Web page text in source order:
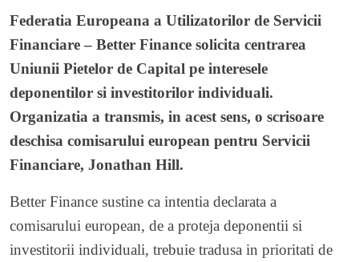
Federatia Europeana a Utilizatorilor de Servicii
Financiare – Better Finance solicita centrarea
Uniunii Pietelor de Capital pe interesele
deponentilor si investitorilor individuali.
Organizatia a transmis, in acest sens, o scrisoare
deschisa comisarului european pentru Servicii
Financiare, Jonathan Hill.
Better Finance sustine ca intentia declarata a
comisarului european, de a proteja deponentii si
investitorii individuali, trebuie tradusa in prioritati de